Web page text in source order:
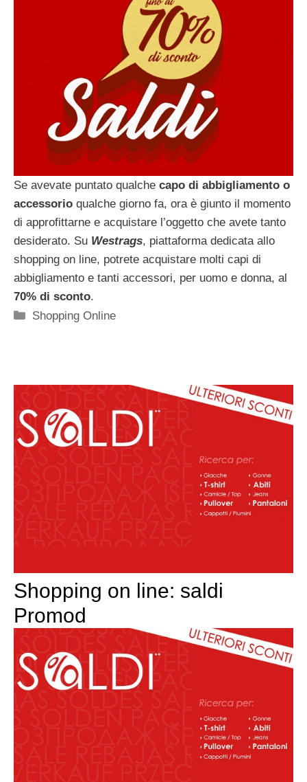
Se avevate puntato qualche capo di abbigliamento o
accessorio qualche giorno fa, ora è giunto il momento
di approfittarne e acquistare l’oggetto che avete tanto
desiderato. Su Westrags, piattaforma dedicata allo
shopping on line, potrete acquistare molti capi di
abbigliamento e tanti accessori, per uomo e donna, al
70% di sconto.
Categorie
Shopping Online
Shopping on line: saldi
Promod